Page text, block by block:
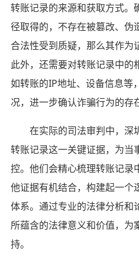
转账记录的来源和获取方式。
径取得的，不存在被篡改、伪
合法性受到质疑，那么其作为
此外，还需要对转账记录中的
如转账的IP地址、设备信息等
况，进一步确认诈骗行为的存
在实际的司法审判中，深
转账记录这一关键证据，为当
控。他们会精心梳理转账记录
他证据有机结合，构建起一个
体系。通过专业的法律分析和
所蕴含的法律意义和价值，为
持。